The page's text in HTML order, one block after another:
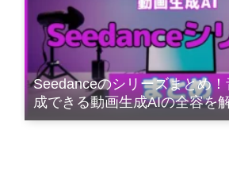
Seedanceのシリーズまとめ
成できる動画生成AIの全容を